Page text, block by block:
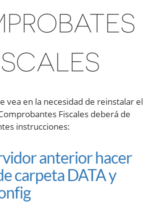
vea en la necesidad de reinstalar el
Fiscales deberá de
instrucciones:
anterior hacer
carpeta DATA y